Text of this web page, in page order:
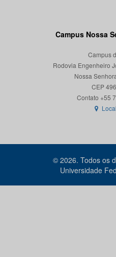
Campus Nossa
Campus
Rodovia Engenheiro
Nossa
CEP
© 2026. Todos os
Universidade